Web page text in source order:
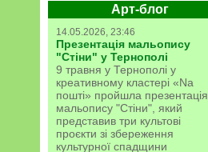
Арт-блог
14.05.2026, 23:46
Презентація мальопису
"Стіни" у Тернополі
9 травня у Тернополі у
креативному кластері «Na
пошті» пройшла презентація
мальопису "Стіни", який
представив три культові
проєкти зі збереження
культурної спадщини